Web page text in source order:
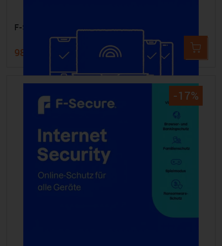
F-SECURE Internet Security - 15 Geräte 1 Jahr
98,99 € 119,99 €
-17%